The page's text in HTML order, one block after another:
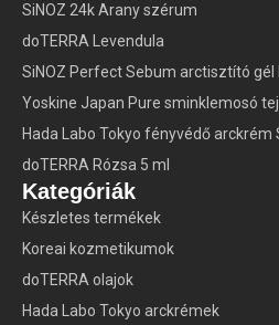
SiNOZ 24k Arany szérum
doTERRA Levendula
SiNOZ Perfect Sebum arctisztító
Yoskine Japan Pure sminklemosó tej
Hada Labo Tokyo fényvédő arckrém
doTERRA Rózsa 5 ml
Kategóriák
Készletes termékek
Koreai kozmetikumok
doTERRA olajok
Hada Labo Tokyo arckrémek